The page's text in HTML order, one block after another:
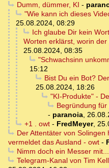
Dumm, dümmer, KI -
"Wie kann ich dieses
25.08.2024, 08:29
Ich glaube Dir kein
Worten erklärst, worin
25.08.2024, 08:35
"Schwachsinn
15:12
Bist Du ein Bot?
25.08.2024, 18:26
"KI-Produkte" -
Begründung für
- paranoia,
+1 . owt- FredMeyer,
Der Attentäter von Solingen
vermeldet das Ausland - owt -
Nimm doch ein Messer mit...
Telegram-Kanal von Tim